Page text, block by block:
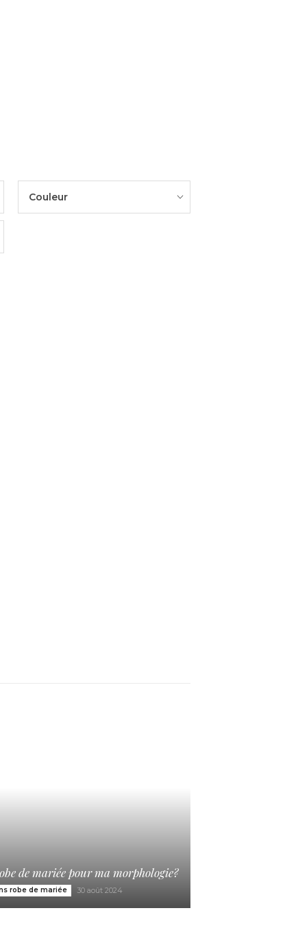
Couleur
de mariée pour ma morphologie?
robe de mariée 30 août 2024